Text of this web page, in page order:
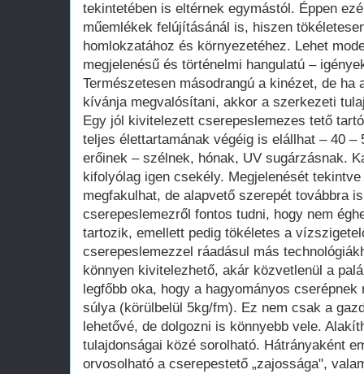
tekintetében is eltérnek egymástól. Éppen
műemlékek felújításánál is, hiszen
homlokzatához és környezetéhez. Lehet
megjelenésű és történelmi hangulatú –
Természetesen másodrangú a kinézet, de ha
kívánja megvalósítani, akkor a szerkezeti
Egy jól kivitelezett cserepeslemezes tető
teljes élettartamának végéig is elállhat – 40
erőinek – szélnek, hónak, UV sugárzásnak.
kifolyólag igen csekély. Megjelenését
megfakulhat, de alapvető szerepét továbbra
cserepeslemezről fontos tudni, hogy nem
tartozik, emellett pedig tökéletes a
cserepeslemezzel ráadásul más
könnyen kivitelezhető, akár közvetlenül a
legfőbb oka, hogy a hagyományos
súlya (körülbelül 5kg/fm). Ez nem csak a
lehetővé, de dolgozni is könnyebb vele.
tulajdonságai közé sorolható. Hátrányaként
orvosolható a cserepestető „zajossága",